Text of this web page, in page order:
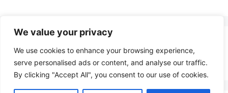
We value your privacy
We use cookies to enhance your browsing experience,
serve personalised ads or content, and analyse our traffic.
By clicking "Accept All", you consent to our use of cookies.
Search
for: